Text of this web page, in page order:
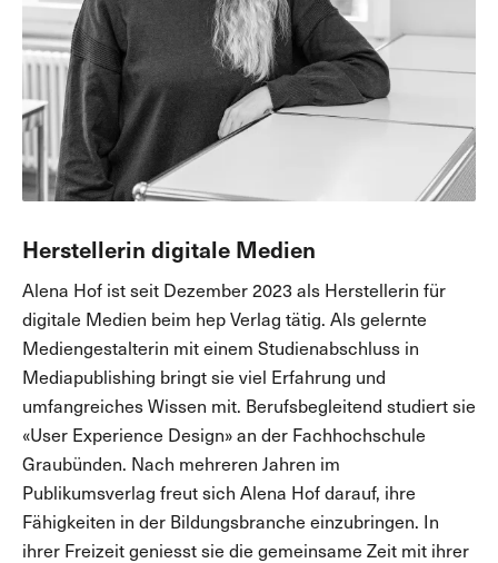
Herstellerin digitale Medien
Alena Hof ist seit Dezember 2023 als Herstellerin für
digitale Medien beim hep Verlag tätig. Als gelernte
Mediengestalterin mit einem Studienabschluss in
Mediapublishing bringt sie viel Erfahrung und
umfangreiches Wissen mit. Berufsbegleitend studiert sie
«User Experience Design» an der Fachhochschule
Graubünden. Nach mehreren Jahren im
Publikumsverlag freut sich Alena Hof darauf, ihre
Fähigkeiten in der Bildungsbranche einzubringen. In
ihrer Freizeit geniesst sie die gemeinsame Zeit mit ihrer